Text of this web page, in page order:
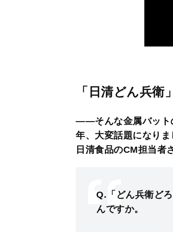
「日清どん兵
――そんな金属バット
年、大変話題になりま
日清食品のCM担当者
Q.「どん兵衛ど
んですか。